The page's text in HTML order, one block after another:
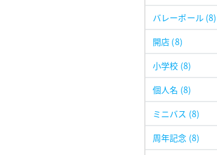
バレーボール (8)
開店 (8)
小学校 (8)
個人名 (8)
ミニバス (8)
周年記念 (8)